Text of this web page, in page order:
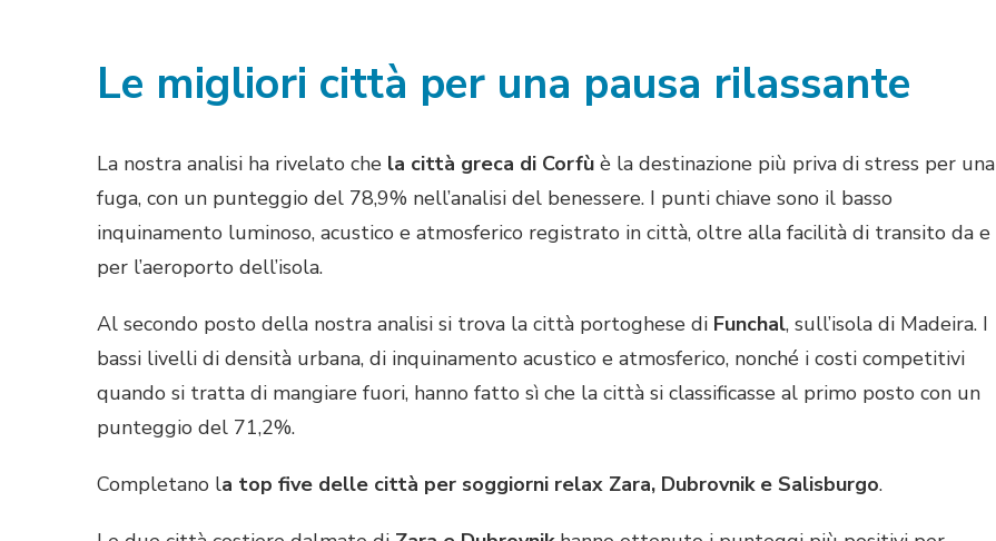
Le migliori città per una pausa rilassante
La nostra analisi ha rivelato che la città greca di Corfù è la destinazione più priva di stress per una
fuga, con un punteggio del 78,9% nell’analisi del benessere. I punti chiave sono il basso
inquinamento luminoso, acustico e atmosferico registrato in città, oltre alla facilità di transito da e
per l’aeroporto dell’isola.
Al secondo posto della nostra analisi si trova la città portoghese di Funchal, sull’isola di Madeira. I
bassi livelli di densità urbana, di inquinamento acustico e atmosferico, nonché i costi competitivi
quando si tratta di mangiare fuori, hanno fatto sì che la città si classificasse al primo posto con un
punteggio del 71,2%.
Completano la top five delle città per soggiorni relax Zara, Dubrovnik e Salisburgo.